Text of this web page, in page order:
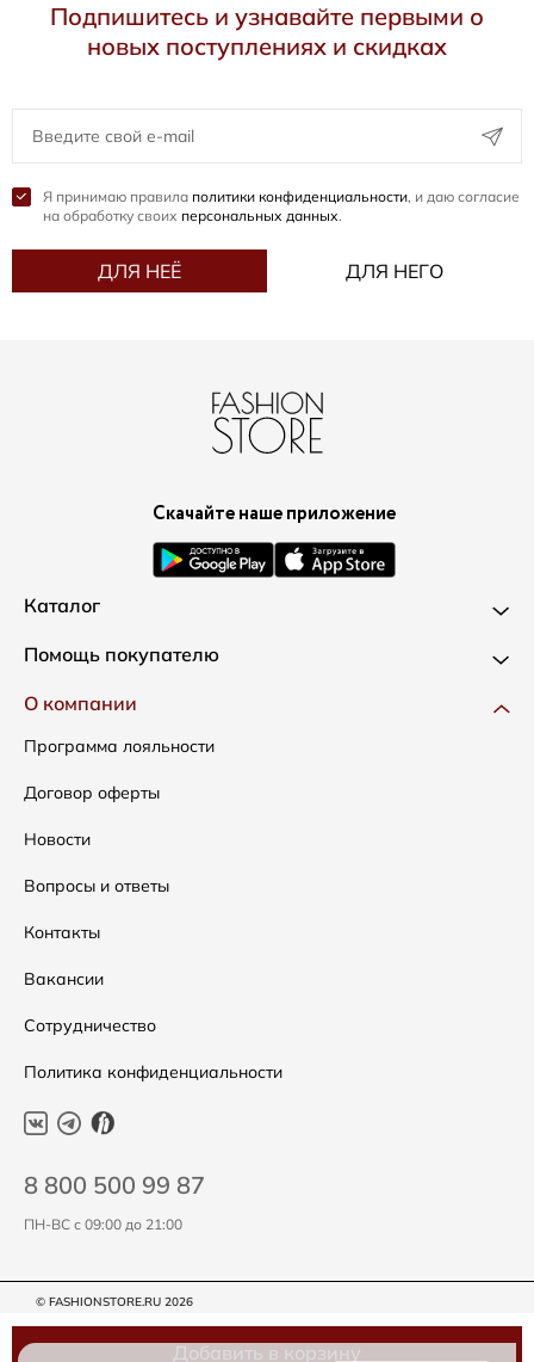
Добавить в корзину
Подпишитесь и узнавайте первыми о
новых поступлениях и скидках
Я принимаю правила политики конфиденциальности, и даю согласие
на обработку своих персональных данных.
ДЛЯ НЕЁ ДЛЯ НЕГО
Скачайте наше приложение
Каталог
Новинки
Одежда
Сумки
Аксессуары
Распродажа
Подарочные сертификаты
Помощь покупателю
Доставка и оплата
Как оформить заказ
Условия возвратов
Таблица размеров
Уход за одеждой
О компании
Программа лояльности
Договор оферты
Новости
Вопросы и ответы
Контакты
Вакансии
Сотрудничество
Политика конфиденциальности
8 800 500 99 87
ПН-ВС с 09:00 до 21:00
© FASHIONSTORE.RU 2026